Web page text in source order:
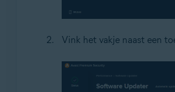
Vink het vakje naast een